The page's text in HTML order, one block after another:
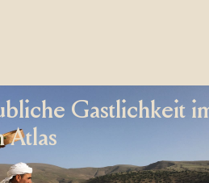
Gastlichkeit
Atlas